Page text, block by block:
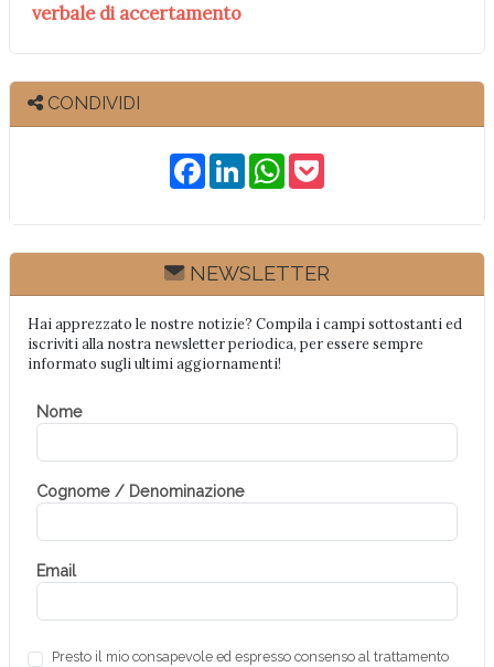
verbale di accertamento
CONDIVIDI
F
a
o
o
k
L
d
I
n
W
h
A
p
t
NEWSLETTER
Hai apprezzato le nostre notizie? Compila i campi sottostanti ed
iscriviti alla nostra newsletter periodica, per essere sempre
informato sugli ultimi aggiornamenti!
Nome
Cognome / Denominazione
Email
Presto il mio consapevole ed espresso consenso al trattamento